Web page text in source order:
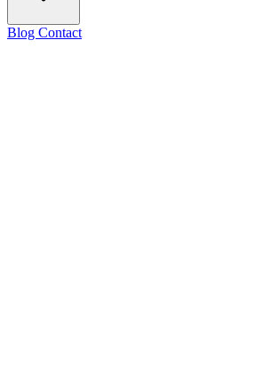
Blog Contact